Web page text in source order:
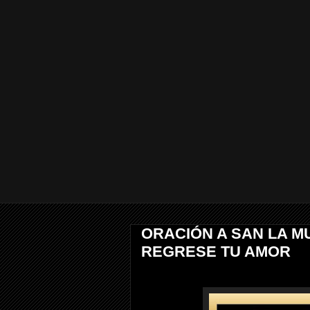
ORACIÓN A SAN LA
REGRESE TU AMOR